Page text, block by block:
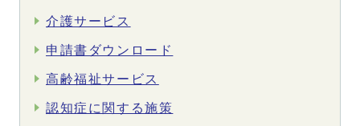
介護サービス
申請書ダウンロード
高齢福祉サービス
認知症に関する施策